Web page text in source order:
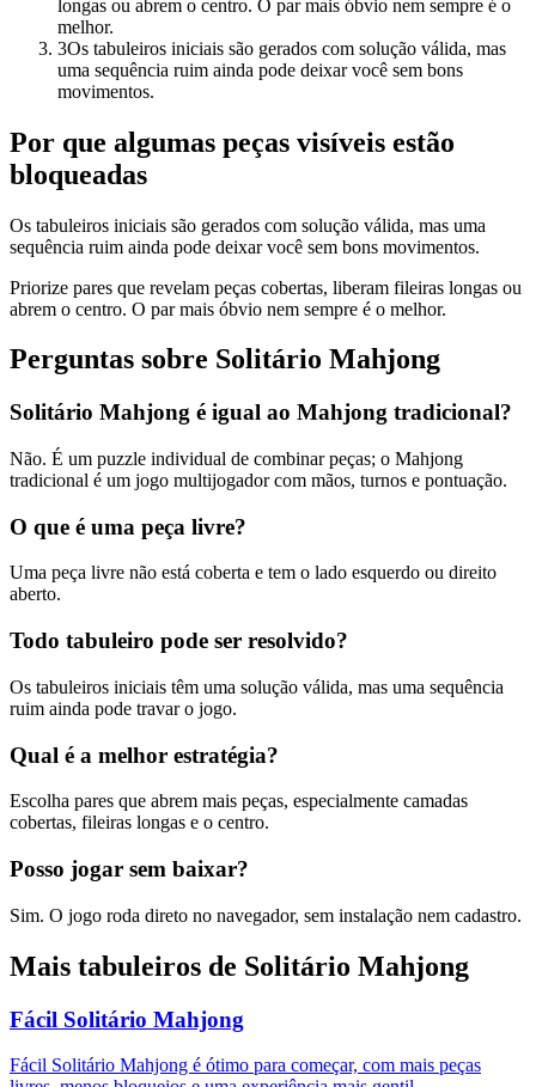
longas ou abrem o centro. O par mais óbvio nem sempre é o
melhor.
3Os tabuleiros iniciais são gerados com solução válida, mas
uma sequência ruim ainda pode deixar você sem bons
movimentos.
Por que algumas peças visíveis estão
bloqueadas
Os tabuleiros iniciais são gerados com solução válida, mas uma
sequência ruim ainda pode deixar você sem bons movimentos.
Priorize pares que revelam peças cobertas, liberam fileiras longas ou
abrem o centro. O par mais óbvio nem sempre é o melhor.
Perguntas sobre Solitário Mahjong
Solitário Mahjong é igual ao Mahjong tradicional?
Não. É um puzzle individual de combinar peças; o Mahjong
tradicional é um jogo multijogador com mãos, turnos e pontuação.
O que é uma peça livre?
Uma peça livre não está coberta e tem o lado esquerdo ou direito
aberto.
Todo tabuleiro pode ser resolvido?
Os tabuleiros iniciais têm uma solução válida, mas uma sequência
ruim ainda pode travar o jogo.
Qual é a melhor estratégia?
Escolha pares que abrem mais peças, especialmente camadas
cobertas, fileiras longas e o centro.
Posso jogar sem baixar?
Sim. O jogo roda direto no navegador, sem instalação nem cadastro.
Mais tabuleiros de Solitário Mahjong
Fácil Solitário Mahjong
Fácil Solitário Mahjong é ótimo para começar, com mais peças